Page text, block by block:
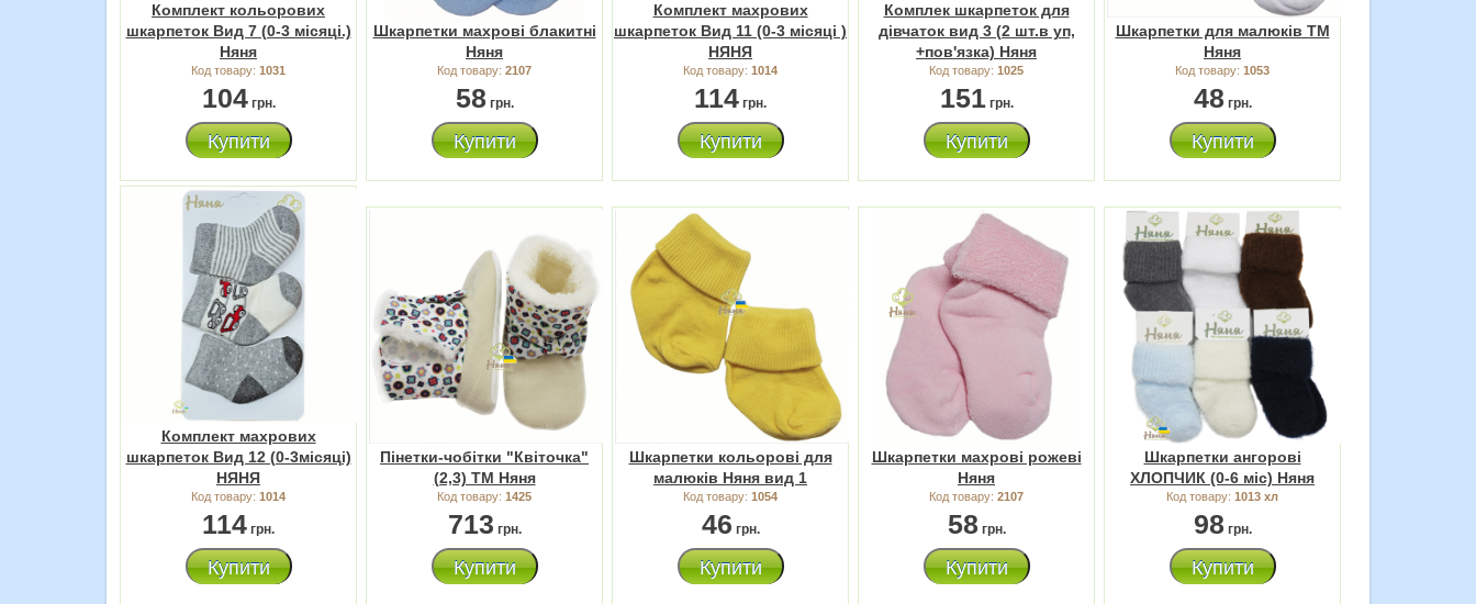
Комплект кольорових
шкарпеток Вид 7 (0-3 місяці.)
Няня
Код товару: 1031
104грн.
Купити
Шкарпетки махрові блакитні
Няня
Код товару: 2107
58 грн.
Купити
Комплект махрових
шкарпеток Вид 11 (0-3 місяці )
НЯНЯ
Код товару: 1014
114 грн.
Купити
Комплек шкарпеток для
дівчаток вид 3 (2 шт.в уп,
+пов'язка) Няня
Код товару: 1025
151грн.
Купити
Шкарпетки для малюків ТМ
Няня
Код товару: 1053
48 грн.
Купити
Комплект махрових
шкарпеток Вид 12 (0-3місяці)
НЯНЯ
Код товару: 1014
114 грн.
Купити
Пінетки-чобітки "Квіточка"
(2,3) ТМ Няня
Код товару: 1425
713 грн.
Купити
Шкарпетки кольорові для
малюків Няня вид 1
Код товару: 1054
46 грн.
Купити
Шкарпетки махрові рожеві
Няня
Код товару: 2107
58 грн.
Купити
Шкарпетки ангорові
ХЛОПЧИК (0-6 міс) Няня
Код товару: 1013 хл
98 грн.
Купити